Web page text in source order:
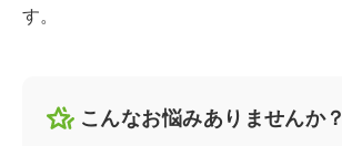
す。
こんなお悩みありませんか？